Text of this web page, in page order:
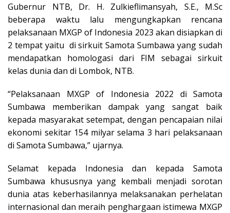
Gubernur NTB, Dr. H. Zulkieflimansyah, S.E., M.Sc
beberapa waktu lalu mengungkapkan rencana
pelaksanaan MXGP of Indonesia 2023 akan disiapkan di
2 tempat yaitu di sirkuit Samota Sumbawa yang sudah
mendapatkan homologasi dari FIM sebagai sirkuit
kelas dunia dan di Lombok, NTB.
“Pelaksanaan MXGP of Indonesia 2022 di Samota
Sumbawa memberikan dampak yang sangat baik
kepada masyarakat setempat, dengan pencapaian nilai
ekonomi sekitar 154 milyar selama 3 hari pelaksanaan
di Samota Sumbawa,” ujarnya.
Selamat kepada Indonesia dan kepada Samota
Sumbawa khususnya yang kembali menjadi sorotan
dunia atas keberhasilannya melaksanakan perhelatan
internasional dan meraih penghargaan istimewa MXGP